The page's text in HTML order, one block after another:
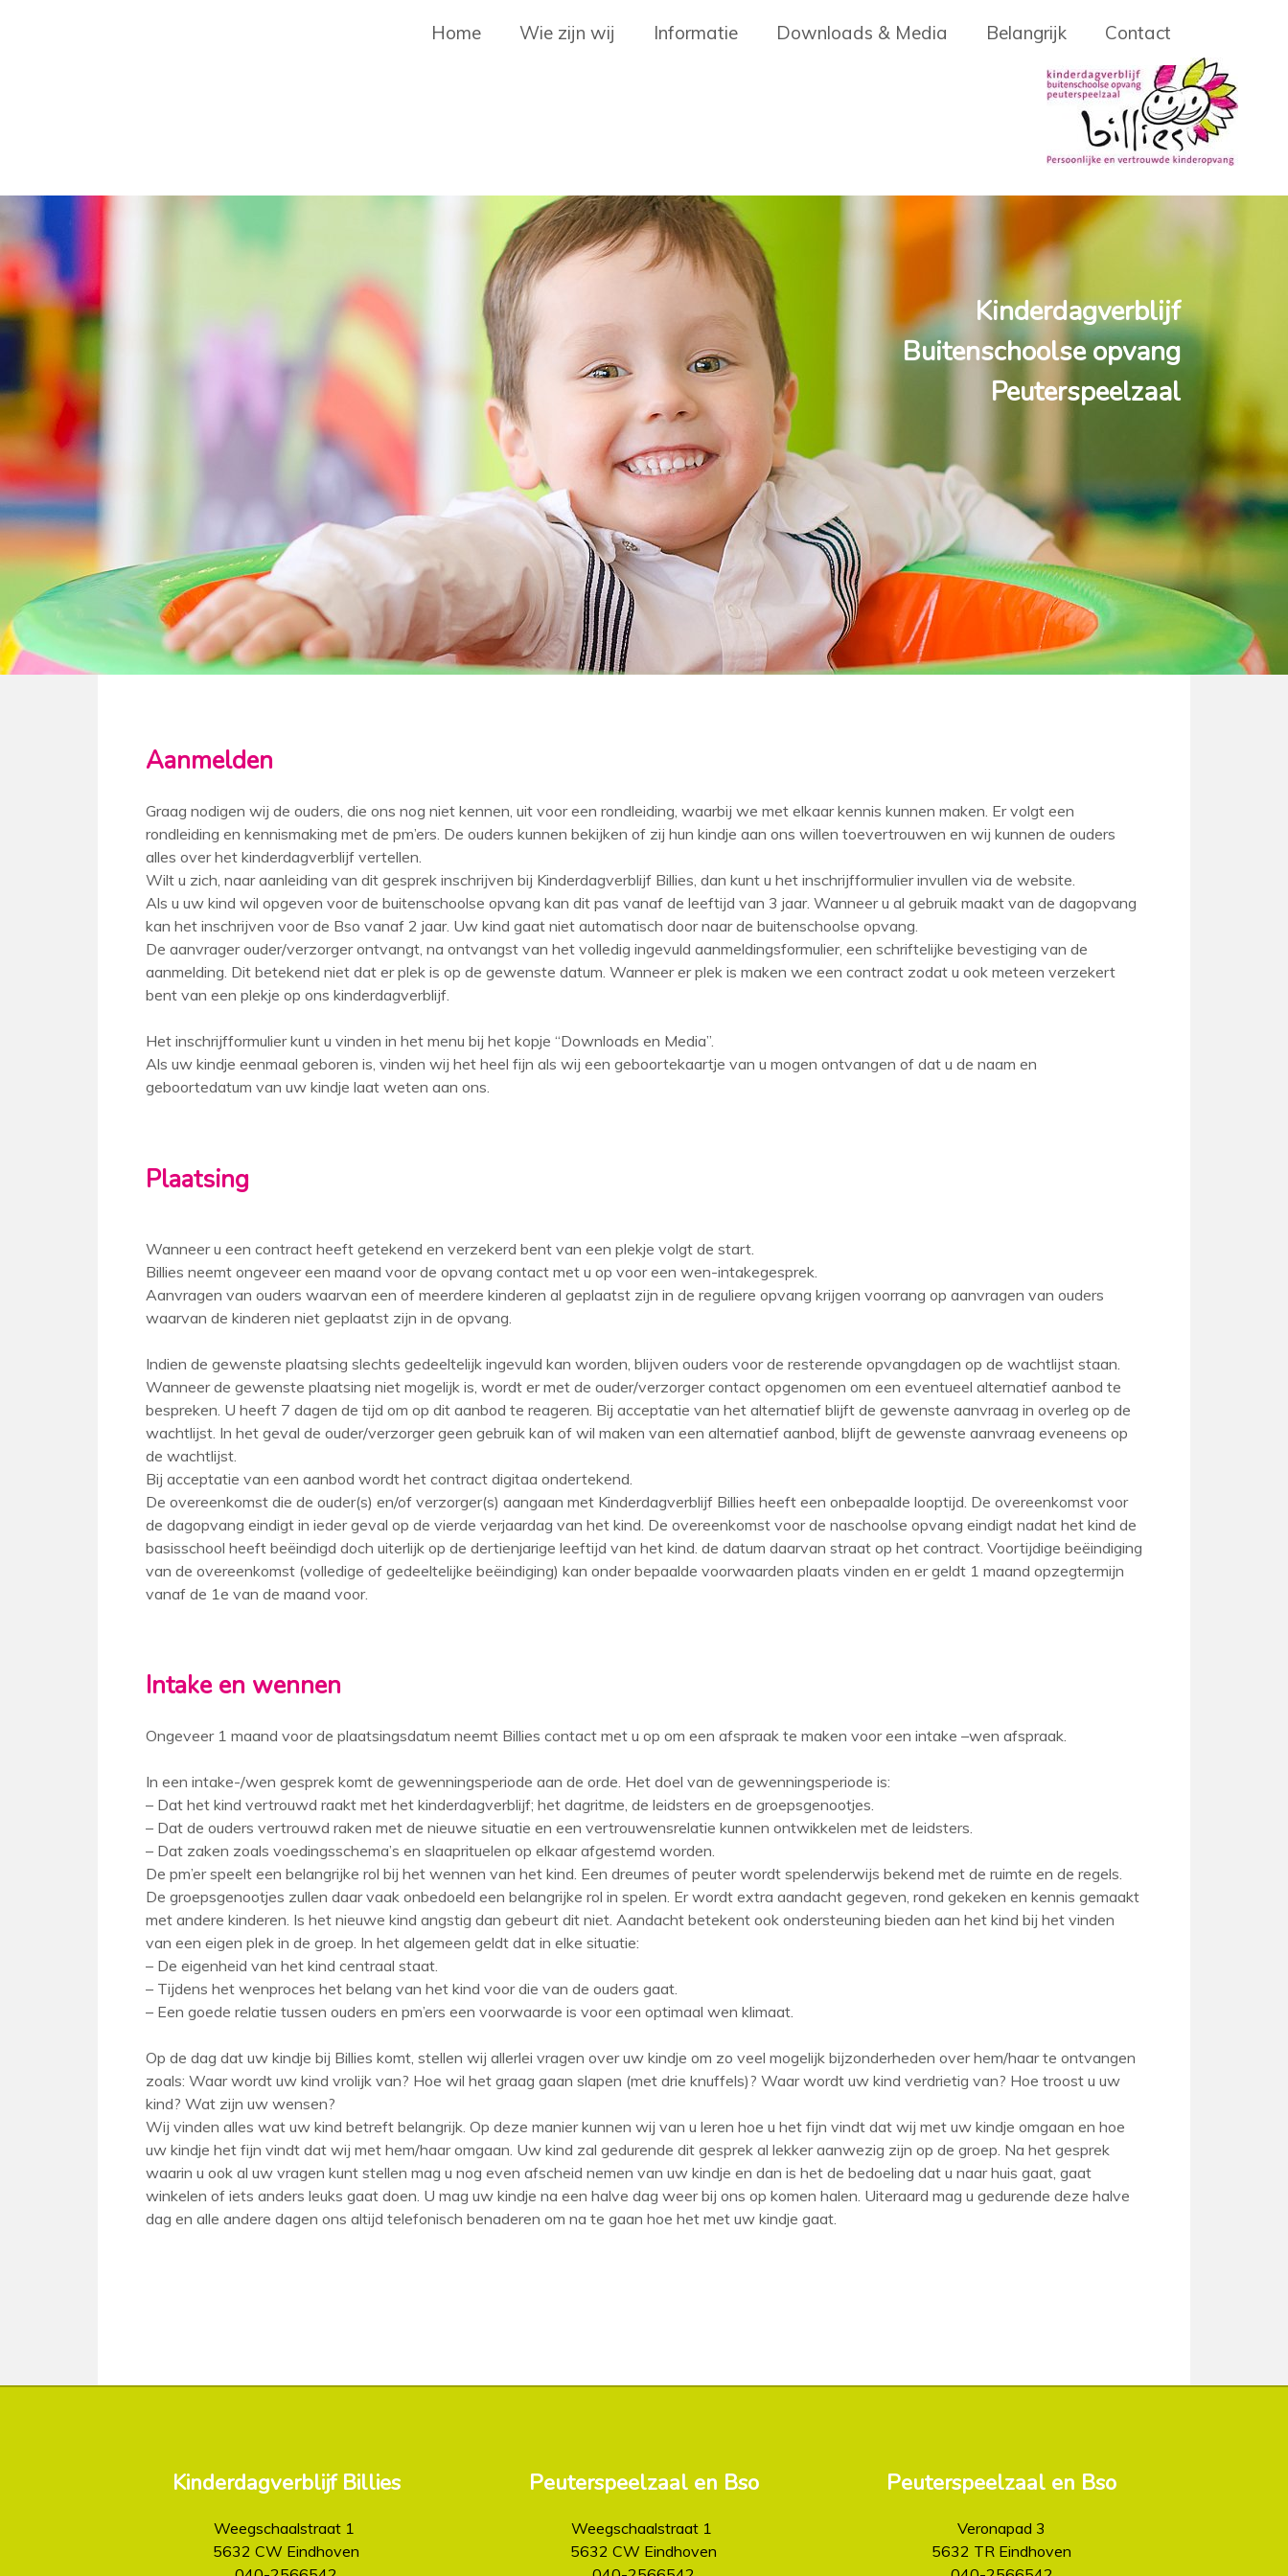
Aanmelden
Graag nodigen wij de ouders, die ons nog niet kennen, uit voor een rondleiding, waarbij we met elkaar kennis kunnen maken. Er volgt een
rondleiding en kennismaking met de pm’ers. De ouders kunnen bekijken of zij hun kindje aan ons willen toevertrouwen en wij kunnen de ouders
alles over het kinderdagverblijf vertellen.
Wilt u zich, naar aanleiding van dit gesprek inschrijven bij Kinderdagverblijf Billies, dan kunt u het inschrijfformulier invullen via de website.
Als u uw kind wil opgeven voor de buitenschoolse opvang kan dit pas vanaf de leeftijd van 3 jaar. Wanneer u al gebruik maakt van de dagopvang
kan het inschrijven voor de Bso vanaf 2 jaar. Uw kind gaat niet automatisch door naar de buitenschoolse opvang.
De aanvrager ouder/verzorger ontvangt, na ontvangst van het volledig ingevuld aanmeldingsformulier, een schriftelijke bevestiging van de
aanmelding. Dit betekend niet dat er plek is op de gewenste datum. Wanneer er plek is maken we een contract zodat u ook meteen verzekert
bent van een plekje op ons kinderdagverblijf.
Het inschrijfformulier kunt u vinden in het menu bij het kopje “Downloads en Media”.
Als uw kindje eenmaal geboren is, vinden wij het heel fijn als wij een geboortekaartje van u mogen ontvangen of dat u de naam en
geboortedatum van uw kindje laat weten aan ons.
Plaatsing
Wanneer u een contract heeft getekend en verzekerd bent van een plekje volgt de start.
Billies neemt ongeveer een maand voor de opvang contact met u op voor een wen-intakegesprek.
Aanvragen van ouders waarvan een of meerdere kinderen al geplaatst zijn in de reguliere opvang krijgen voorrang op aanvragen van ouders
waarvan de kinderen niet geplaatst zijn in de opvang.
Indien de gewenste plaatsing slechts gedeeltelijk ingevuld kan worden, blijven ouders voor de resterende opvangdagen op de wachtlijst staan.
Wanneer de gewenste plaatsing niet mogelijk is, wordt er met de ouder/verzorger contact opgenomen om een eventueel alternatief aanbod te
bespreken. U heeft 7 dagen de tijd om op dit aanbod te reageren. Bij acceptatie van het alternatief blijft de gewenste aanvraag in overleg op de
wachtlijst. In het geval de ouder/verzorger geen gebruik kan of wil maken van een alternatief aanbod, blijft de gewenste aanvraag eveneens op
de wachtlijst.
Bij acceptatie van een aanbod wordt het contract digitaa ondertekend.
De overeenkomst die de ouder(s) en/of verzorger(s) aangaan met Kinderdagverblijf Billies heeft een onbepaalde looptijd. De overeenkomst voor
de dagopvang eindigt in ieder geval op de vierde verjaardag van het kind. De overeenkomst voor de naschoolse opvang eindigt nadat het kind de
basisschool heeft beëindigd doch uiterlijk op de dertienjarige leeftijd van het kind. de datum daarvan straat op het contract. Voortijdige beëindiging
van de overeenkomst (volledige of gedeeltelijke beëindiging) kan onder bepaalde voorwaarden plaats vinden en er geldt 1 maand opzegtermijn
vanaf de 1e van de maand voor.
Intake en wennen
Ongeveer 1 maand voor de plaatsingsdatum neemt Billies contact met u op om een afspraak te maken voor een intake –wen afspraak.
In een intake-/wen gesprek komt de gewenningsperiode aan de orde. Het doel van de gewenningsperiode is:
– Dat het kind vertrouwd raakt met het kinderdagverblijf; het dagritme, de leidsters en de groepsgenootjes.
– Dat de ouders vertrouwd raken met de nieuwe situatie en een vertrouwensrelatie kunnen ontwikkelen met de leidsters.
– Dat zaken zoals voedingsschema’s en slaaprituelen op elkaar afgestemd worden.
De pm’er speelt een belangrijke rol bij het wennen van het kind. Een dreumes of peuter wordt spelenderwijs bekend met de ruimte en de regels.
De groepsgenootjes zullen daar vaak onbedoeld een belangrijke rol in spelen. Er wordt extra aandacht gegeven, rond gekeken en kennis gemaakt
met andere kinderen. Is het nieuwe kind angstig dan gebeurt dit niet. Aandacht betekent ook ondersteuning bieden aan het kind bij het vinden
van een eigen plek in de groep. In het algemeen geldt dat in elke situatie:
– De eigenheid van het kind centraal staat.
– Tijdens het wenproces het belang van het kind voor die van de ouders gaat.
– Een goede relatie tussen ouders en pm’ers een voorwaarde is voor een optimaal wen klimaat.
Op de dag dat uw kindje bij Billies komt, stellen wij allerlei vragen over uw kindje om zo veel mogelijk bijzonderheden over hem/haar te ontvangen
zoals: Waar wordt uw kind vrolijk van? Hoe wil het graag gaan slapen (met drie knuffels)? Waar wordt uw kind verdrietig van? Hoe troost u uw
kind? Wat zijn uw wensen?
Wij vinden alles wat uw kind betreft belangrijk. Op deze manier kunnen wij van u leren hoe u het fijn vindt dat wij met uw kindje omgaan en hoe
uw kindje het fijn vindt dat wij met hem/haar omgaan. Uw kind zal gedurende dit gesprek al lekker aanwezig zijn op de groep. Na het gesprek
waarin u ook al uw vragen kunt stellen mag u nog even afscheid nemen van uw kindje en dan is het de bedoeling dat u naar huis gaat, gaat
winkelen of iets anders leuks gaat doen. U mag uw kindje na een halve dag weer bij ons op komen halen. Uiteraard mag u gedurende deze halve
dag en alle andere dagen ons altijd telefonisch benaderen om na te gaan hoe het met uw kindje gaat.
Kinderdagverblijf
Buitenschoolse opvang
Peuterspeelzaal
Home Wie zijn wij Informatie Downloads & Media Belangrijk Contact
Kinderdagverblijf Billies
Weegschaalstraat 1
5632 CW Eindhoven
Peuterspeelzaal en Bso
Weegschaalstraat 1
5632 CW Eindhoven
Peuterspeelzaal en Bso
Veronapad 3
5632 TR Eindhoven